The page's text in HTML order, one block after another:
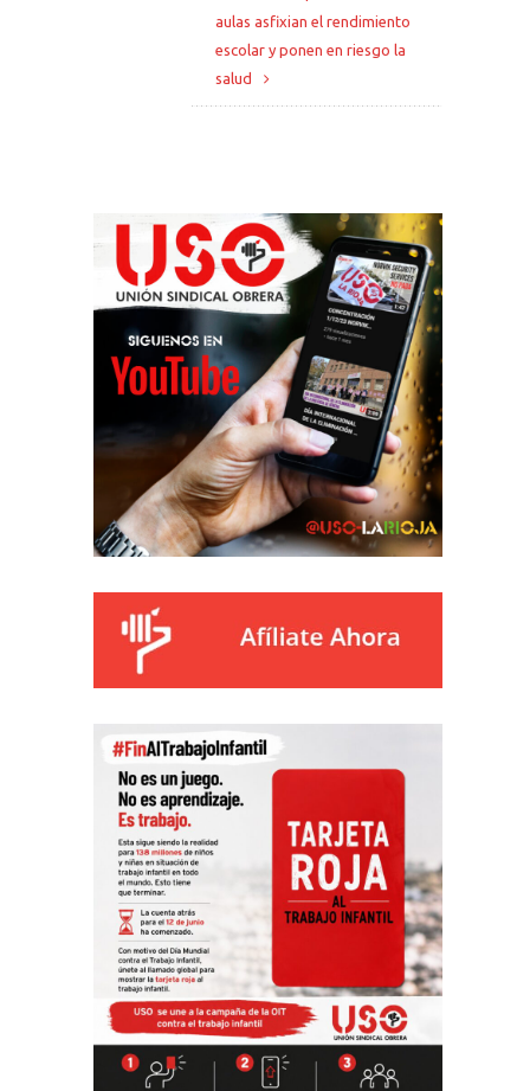
aulas asfixian el rendimiento
escolar y ponen en riesgo la
salud